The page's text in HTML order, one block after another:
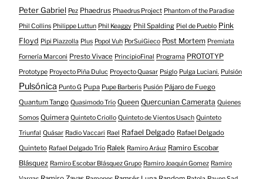
Peter Gabriel Pez Phaedrus Phaedrus Project Phantom of the Paradise
Phil Collins Philippe Luttun Phil Keaggy Phil Spalding Piel de Pueblo Pink
Floyd Pipi Piazzolla Plus Popol Vuh PorSuiGieco Post Mortem Premiata
Fornería Marconi Presto Vivace PrincipioFinal Programa PROTOTYP
Prototype Proyecto Piña Duluc Proyecto Quasar Psiglo Pulga Luciani. Pulsión
Pulsónica Punto G Pupa Pupe Barberis Pusión Pájaro de Fuego
Quantum Tango Quasimodo Trío Queen Quercunian Camerata Quienes
Somos Quimera Quinteto Criollo Quinteto de Vientos Usach Quinteto
Triunfal Quásar Radio Vaccari Rael Rafael Delgado Rafael Delgado
Quinteto Rafael Delgado Trío Ralek Ramiro Aráuz Ramiro Escobar
Blásquez Ramiro Escobar Blásquez Grupo Ramiro Joaquin Gomez Ramiro